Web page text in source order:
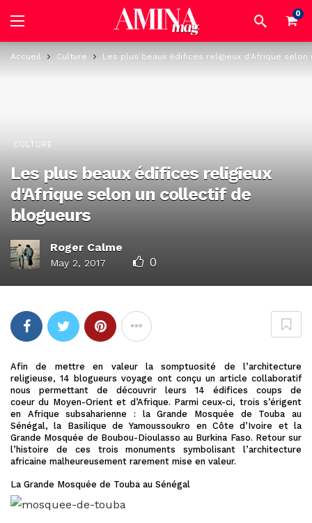
0
Accueil Culture Les plus beaux édifices religieux d'Afrique
CULTURE
Les plus beaux édifices religieux
d'Afrique selon un collectif de
blogueurs
Roger Calme
May 2, 2017 0
Afin de mettre en valeur la somptuosité de l’architecture
religieuse, 14 blogueurs voyage ont conçu un article collaboratif
nous permettant de découvrir leurs 14 édifices coups de
coeur du Moyen-Orient et d’Afrique. Parmi ceux-ci, trois s’érigent
en Afrique subsaharienne : la Grande Mosquée de Touba au
Sénégal, la Basilique de Yamoussoukro en Côte d’Ivoire et la
Grande Mosquée de Boubou-Dioulasso au Burkina Faso. Retour sur
l’histoire de ces trois monuments symbolisant l’architecture
africaine malheureusement rarement mise en valeur.
La Grande Mosquée de Touba au Sénégal